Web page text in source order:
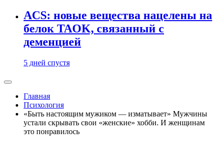
ACS: новые вещества нацелены на
белок TAOK, связанный с
деменцией
5 дней спустя
Главная
Психология
«Быть настоящим мужиком — изматывает» Мужчины
устали скрывать свои «женские» хобби. И женщинам
это понравилось